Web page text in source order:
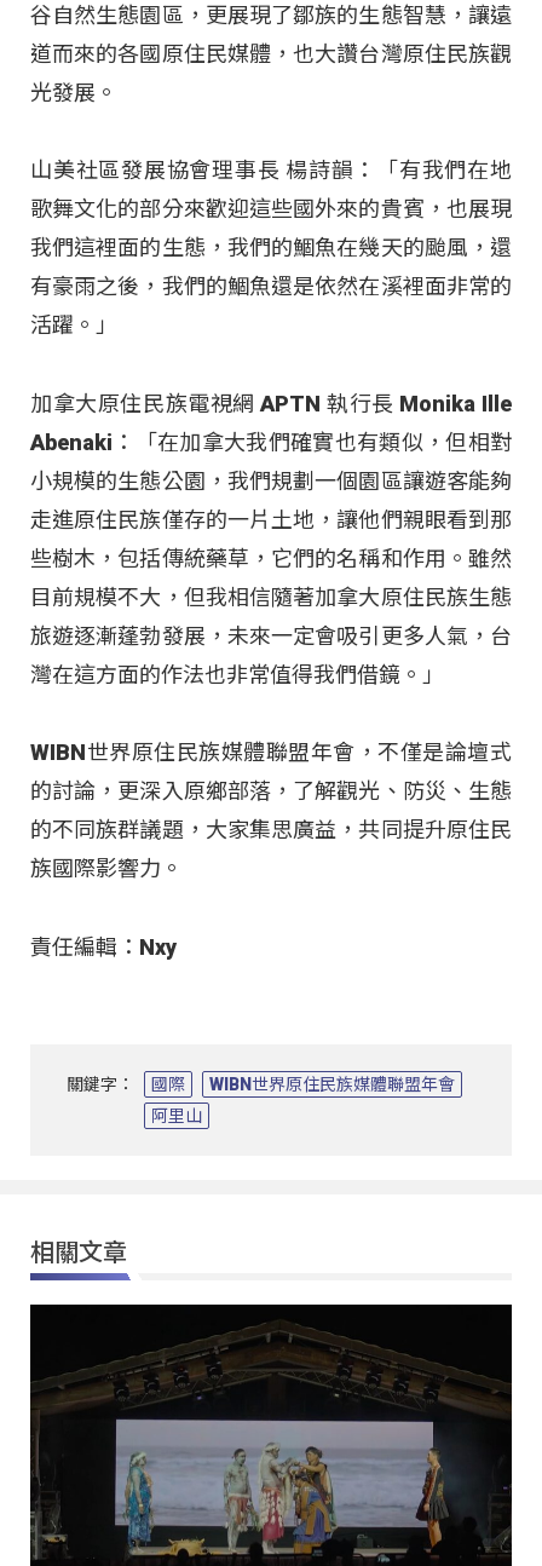
谷自然生態園區，更展現了鄒族的生態智慧，讓遠
道而來的各國原住民媒體，也大讚台灣原住民族觀
光發展。
山美社區發展協會理事長 楊詩韻：「有我們在地
歌舞文化的部分來歡迎這些國外來的貴賓，也展現
我們這裡面的生態，我們的鯝魚在幾天的颱風，還
有豪雨之後，我們的鯝魚還是依然在溪裡面非常的
活躍。」
加拿大原住民族電視網 APTN 執行長 Monika Ille
Abenaki：「在加拿大我們確實也有類似，但相對
小規模的生態公園，我們規劃一個園區讓遊客能夠
走進原住民族僅存的一片土地，讓他們親眼看到那
些樹木，包括傳統藥草，它們的名稱和作用。雖然
目前規模不大，但我相信隨著加拿大原住民族生態
旅遊逐漸蓬勃發展，未來一定會吸引更多人氣，台
灣在這方面的作法也非常值得我們借鏡。」
WIBN世界原住民族媒體聯盟年會，不僅是論壇式
的討論，更深入原鄉部落，了解觀光、防災、生態
的不同族群議題，大家集思廣益，共同提升原住民
族國際影響力。
責任編輯：Nxy
關鍵字： 國際
WIBN世界原住民族媒體聯盟年會
阿里山
相關文章